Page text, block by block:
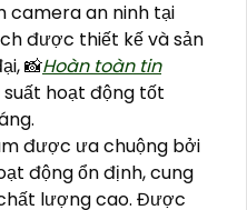
camera an ninh tại
được thiết kế và sản
📸Hoàn toàn tin
hoạt động tốt
được ưa chuộng bởi
động ổn định, cung
lượng cao. Được